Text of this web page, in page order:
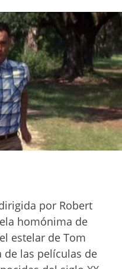
por Robert
homónima de
estelar de Tom
de las películas de